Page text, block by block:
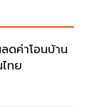
ดค่าโอนบ้าน
ทย